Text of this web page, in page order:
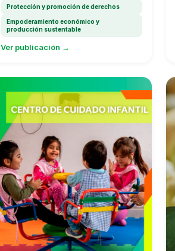
Protección y promoción de derechos
Empoderamiento económico y
producción sustentable
Ver publicación →